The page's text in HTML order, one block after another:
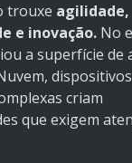
trouxe agilidade,
e inovação. No
a superfície de
criam
que exigem